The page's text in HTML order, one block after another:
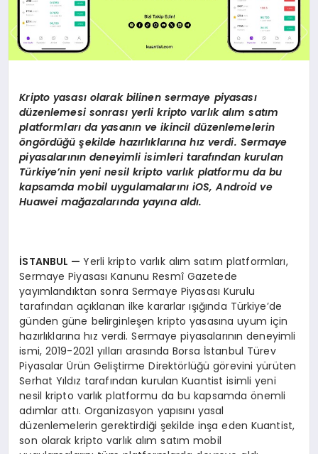
Kripto yasası olarak bilinen sermaye piyasası
düzenlemesi sonrası yerli kripto varlık alım satım
platformları da yasanın ve ikincil düzenlemelerin
öngördüğü şekilde hazırlıklarına hız verdi. Sermaye
piyasalarının deneyimli isimleri tarafından kurulan
Türkiye’nin yeni nesil kripto varlık platformu da bu
kapsamda mobil uygulamalarını iOS, Android ve
Huawei mağazalarında yayına aldı.
İSTANBUL —Yerli kripto varlık alım satım platformları,
Sermaye Piyasası Kanunu Resmî Gazetede
yayımlandıktan sonra Sermaye Piyasası Kurulu
tarafından açıklanan ilke kararlar ışığında Türkiye’de
günden güne belirginleşen kripto yasasına uyum için
hazırlıklarına hız verdi. Sermaye piyasalarının deneyimli
ismi, 2019-2021 yılları arasında Borsa İstanbul Türev
Piyasalar Ürün Geliştirme Direktörlüğü görevini yürüten
Serhat Yıldız tarafından kurulan Kuantist isimli yeni
nesil kripto varlık platformu da bu kapsamda önemli
adımlar attı. Organizasyon yapısını yasal
düzenlemelerin gerektirdiği şekilde inşa eden Kuantist,
son olarak kripto varlık alım satım mobil